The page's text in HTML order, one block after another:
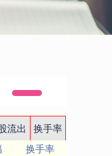
流出
换手率
换手率